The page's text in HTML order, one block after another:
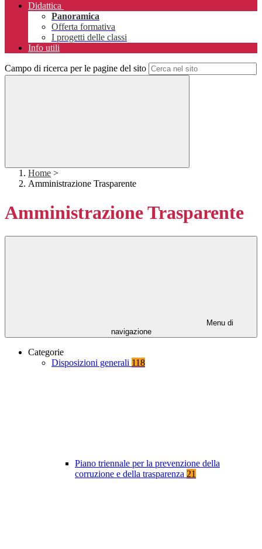
Didattica
Panoramica
Offerta formativa
I progetti delle classi
Info utili
Campo di ricerca per le pagine del sito
Home >
Amministrazione Trasparente
Amministrazione Trasparente
Menu di
navigazione
Categorie
Disposizioni generali 118
Piano triennale per la prevenzione della
corruzione e della trasparenza 21